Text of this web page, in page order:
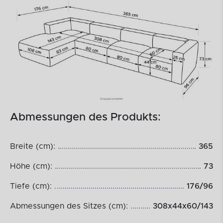
Abmessungen des Produkts:
Breite (cm): 365
Höhe (cm): 73
Tiefe (cm): 176/96
Abmessungen des Sitzes (cm): 308x44x60/143